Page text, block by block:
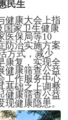
民生
健康大会上指
国家卫生健康
医保局等10
治实施方案
方式，减少
康复，实现全
健康筛查公益
工作服务中心
基础之上调整
健康筛查公益
健康隐患。